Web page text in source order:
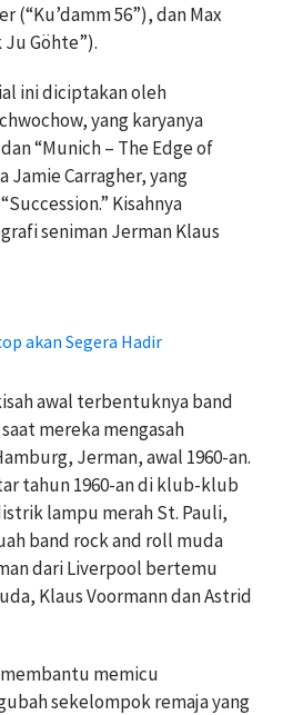
(“Ku’damm 56”), dan Max
Ju Göhte”).
ini diciptakan oleh
yang karyanya
“Munich – The Edge of
Jamie Carragher, yang
Kisahnya
seniman Jerman Klaus
akan Segera Hadir
awal terbentuknya band
mereka mengasah
Jerman, awal 1960-an.
tahun 1960-an di klub-klub
lampu merah St. Pauli,
band rock and roll muda
dari Liverpool bertemu
Klaus Voormann dan Astrid
memicu
sekelompok remaja yang